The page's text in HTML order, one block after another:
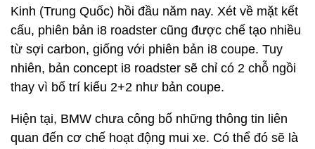
Kinh (Trung Quốc) hồi đầu năm nay. Xét về mặt kết
cấu, phiên bản i8 roadster cũng được chế tạo nhiều
từ sợi carbon, giống với phiên bản i8 coupe. Tuy
nhiên, bản concept i8 roadster sẽ chỉ có 2 chỗ ngồi
thay vì bố trí kiểu 2+2 như bản coupe.
Hiện tại, BMW chưa công bố những thông tin liên
quan đến cơ chế hoạt động mui xe. Có thể đó sẽ là